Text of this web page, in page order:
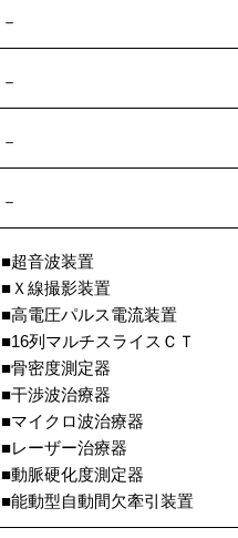
－
－
－
－
■超音波装置
■Ｘ線撮影装置
■高電圧パルス電流装置
■16列マルチスライスＣＴ
■骨密度測定器
■干渉波治療器
■マイクロ波治療器
■レーザー治療器
■動脈硬化度測定器
■能動型自動間欠牽引装置